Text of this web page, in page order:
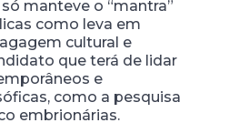
manteve o “mantra”
como leva em
cultural e
que terá de lidar
e
como a pesquisa
embrionárias.